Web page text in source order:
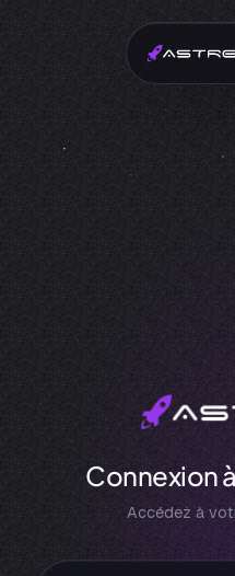
Connexion
Accédez à